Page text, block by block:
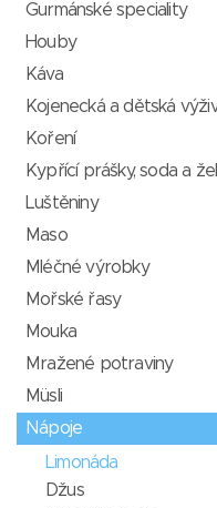
Gurmánské speciality
Houby
Káva
Kojenecká a dětská
Koření
Kypřící prášky, soda a
Luštěniny
Maso
Mléčné výrobky
Mořské řasy
Mouka
Mražené potraviny
Müsli
Nápoje
Limonáda
Džus